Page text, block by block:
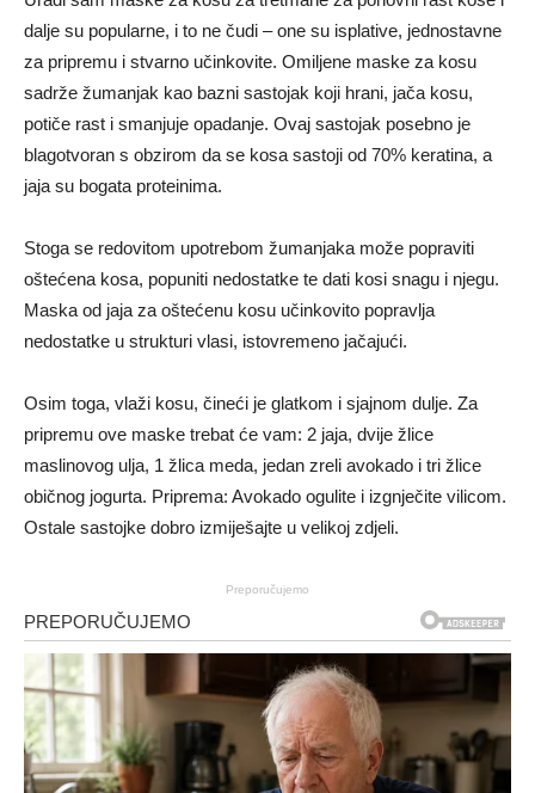
dalje su popularne, i to ne čudi – one su isplative, jednostavne
za pripremu i stvarno učinkovite. Omiljene maske za kosu
sadrže žumanjak kao bazni sastojak koji hrani, jača kosu,
potiče rast i smanjuje opadanje. Ovaj sastojak posebno je
blagotvoran s obzirom da se kosa sastoji od 70% keratina, a
jaja su bogata proteinima.
Stoga se redovitom upotrebom žumanjaka može popraviti
oštećena kosa, popuniti nedostatke te dati kosi snagu i njegu.
Maska od jaja za oštećenu kosu učinkovito popravlja
nedostatke u strukturi vlasi, istovremeno jačajući.
Osim toga, vlaži kosu, čineći je glatkom i sjajnom dulje. Za
pripremu ove maske trebat će vam: 2 jaja, dvije žlice
maslinovog ulja, 1 žlica meda, jedan zreli avokado i tri žlice
običnog jogurta. Priprema: Avokado ogulite i izgnječite vilicom.
Ostale sastojke dobro izmiješajte u velikoj zdjeli.
Preporučujemo